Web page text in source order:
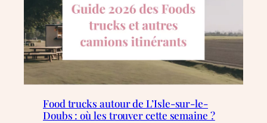
Food trucks autour de L’Isle-sur-le-
Doubs : où les trouver cette semaine ?